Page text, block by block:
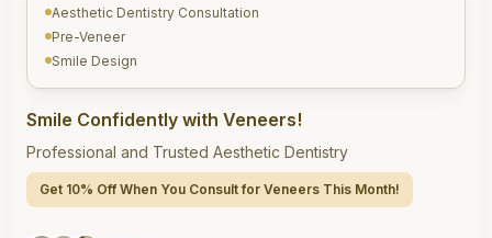
Aesthetic Dentistry Consultation
Pre-Veneer
Smile Design
Smile Confidently with Veneers!
Professional and Trusted Aesthetic Dentistry
Get 10% Off When You Consult for Veneers This Month!